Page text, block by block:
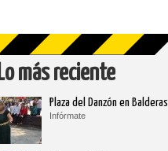
Lo más reciente
Plaza del Danzón en Balderas
Infórmate